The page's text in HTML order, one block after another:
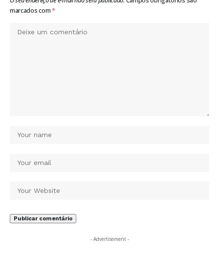
marcados com*
- Advertisement -